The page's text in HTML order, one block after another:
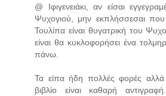
@ Ιφιγενειάκι, αν είσαι
Ψυχογιού, μην εκπλήσσεσαι
Τουλίπα είναι θυγατρική του
είναι θα κυκλοφορήσει ένα
πάνω.
Τα είπα ήδη πολλές φορές
βιβλίο είναι καθαρή